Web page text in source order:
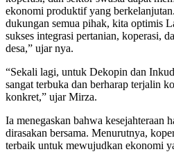
ekonomi produktif yang
dukungan semua pihak, kita optimis
sukses integrasi pertanian, koperasi,
desa,” ujar nya.
“Sekali lagi, untuk Dekopin dan
sangat terbuka dan berharap terjalin
konkret,” ujar Mirza.
Ia menegaskan bahwa kesejahteraan
dirasakan bersama. Menurutnya,
terbaik untuk mewujudkan ekonomi